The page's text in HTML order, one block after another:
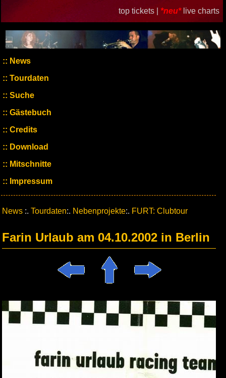
top tickets | *neu* live charts
News
Tourdaten
Suche
Gästebuch
Credits
Download
Mitschnitte
Impressum
News :. Tourdaten:. Nebenprojekte:. FURT: Clubtour
Farin Urlaub am 04.10.2002 in Berlin